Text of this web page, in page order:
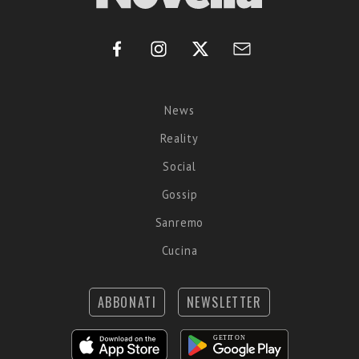
News
Reality
Social
Gossip
Sanremo
Cucina
ABBONATI NEWSLETTER